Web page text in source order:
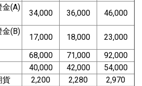
金(A)
34,000 36,000
46,000
金(B)
17,000 18,000
23,000
68,000 71,000
92,000
40,000 42,000
54,000
貨
2,200 2,280
2,970